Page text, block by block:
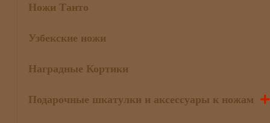
Ножи Танто
Узбекские ножи
Наградные Кортики
Подарочные шкатулки и аксессуары к ножам +